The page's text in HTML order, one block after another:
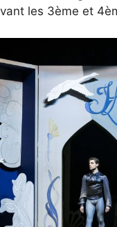
les 3ème et